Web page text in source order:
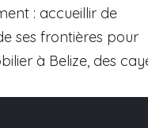
: accueillir de
ses frontières pour
à Belize, des